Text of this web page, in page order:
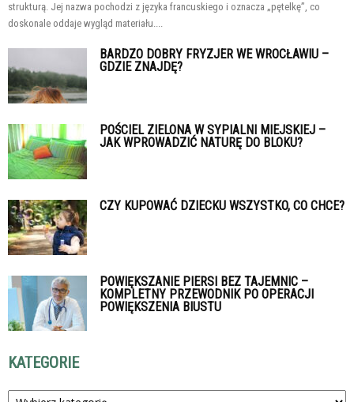
strukturą. Jej nazwa pochodzi z języka francuskiego i oznacza „pętelkę”, co
doskonale oddaje wygląd materiału....
BARDZO DOBRY FRYZJER WE WROCŁAWIU –
GDZIE ZNAJDĘ?
POŚCIEL ZIELONA W SYPIALNI MIEJSKIEJ –
JAK WPROWADZIĆ NATURĘ DO BLOKU?
CZY KUPOWAĆ DZIECKU WSZYSTKO, CO CHCE?
POWIĘKSZANIE PIERSI BEZ TAJEMNIC –
KOMPLETNY PRZEWODNIK PO OPERACJI
POWIĘKSZENIA BIUSTU
KATEGORIE
Kategorie